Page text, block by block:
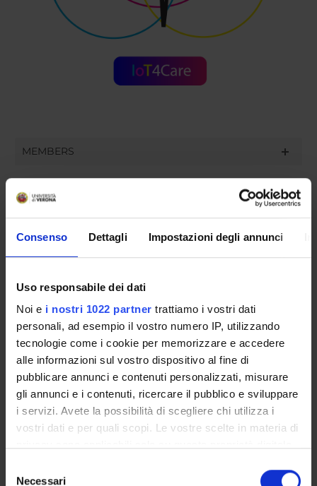
Consenso Dettagli Impostazioni degli annunci
Uso responsabile dei dati
Noi e i nostri 1022 partner trattiamo i vostri dati
personali, ad esempio il vostro numero IP, utilizzando
tecnologie come i cookie per memorizzare e accedere
alle informazioni sul vostro dispositivo al fine di
pubblicare annunci e contenuti personalizzati, misurare
gli annunci e i contenuti, ricercare il pubblico e sviluppare
i servizi. Avete la possibilità di scegliere chi utilizza i
vostri dati e per quali scopi. Le vostre scelte in materia di
modificare o revocare il proprio consenso in qualsiasi
delNecessari
MEMBERS
Nicola Bombieri
Full Professor (Department Department of Engineering for
Research Scholarship Holders
Full Professor (Department Department of Engineering for
Innovation Medicine)
Stefano Tamburin
Associate Professor
Nicola Vale'
Research Scholarship Holders (Department Department of
Engineering for Innovation Medicine)
Temporary Professor (Department Department of
Engineering for Innovation Medicine)
Associate Professor